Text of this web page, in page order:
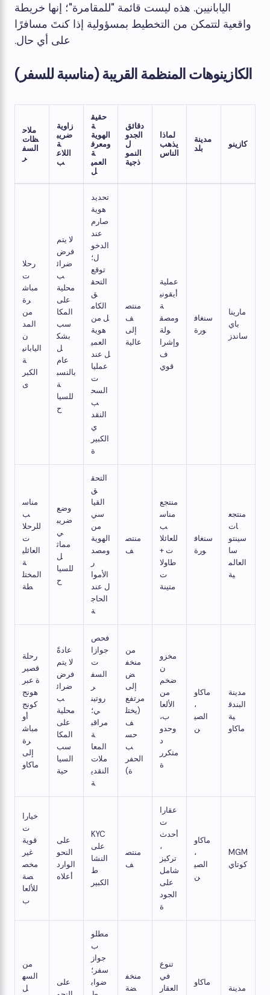
اليابانيين. هذه ليست قائمة "للمقامرة"؛ إنها خريطة
واقعية لتتمكن من التخطيط بمسؤولية إذا كنتَ مسافرًا
على أي حال.
الكازينوهات المنظمة القريبة (مناسبة للسفر)
كازينو
مدينة
بلد
لماذا
يذهب
الناس
دقائق
الجدو
ل
النمو
ذجية
حقيق
ة
الهوية
ومعرف
ة
العمي
ل
زاوية
ضريب
ة
اللاع
ب
ملاح
ظات
السف
ر
مارينا
باي
ساندز
سنغاف
ورة
عملية
أيقوني
ة
ومصق
ولة
وإشرا
ف
قوي
منتص
ف
إلى
عالية
تحديد
هوية
صارم
عند
الدخو
ل؛
توقع
التحق
ق
الكام
ل من
هوية
العمي
ل عند
عمليا
ت
السح
ب
النقد
ي
الكبير
ة
لا يتم
فرض
ضرائ
ب
محلية
على
المكا
سب
بشك
ل
عام
بالنسب
ة
للسيا
ح
رحلا
ت
مباش
رة
من
المد
ن
الياباني
ة
الكبر
ى
منتجع
ات
سينتو
سا
العالم
ية
سنغاف
ورة
منتجع
مناس
ب
للعائلا
ت +
طاولا
ت
متينة
منتص
ف
التحق
ق
القيا
سي
من
الهوية
ومصد
ر
الأموا
ل عند
الحاج
ة
وضع
ضريب
ي
مماث
ل
للسيا
ح
مناس
ب
للرحلا
ت
العائلي
ة
المختل
طة
مدينة
البندق
ية
ماكاو
ماكاو
،
الصي
ن
مخزو
ن
ضخم
من
الألعا
ب،
وحدو
د
متكرر
ة
من
منخف
ض
إلى
مرتفع
(يختل
ف
حس
ب
الحفر
ة)
فحص
جوازا
ت
السف
ر
روتين
ي؛
مراقب
ة
المعا
ملات
النقدي
ة
عادةً
لا يتم
فرض
ضرائ
ب
محلية
على
المكا
سب
السيا
حية
رحلة
قصير
ة عبر
هونج
كونج
أو
مباش
رة
إلى
ماكاو
MGM
كوتاي
ماكاو
،
الصي
ن
عقارا
ت
أحدث
،
تركيز
شامل
على
الجود
ة
منتص
ف
KYC
على
النشا
ط
الكبير
على
النحو
الوارد
أعلاه
خيارا
ت
قوية
غير
مخص
صة
للألعا
ب
مدينة
ماكاو
تنوع
في
العقار
منخف
ضة
مطلو
ب
جواز
سفر؛
ضواب
على
من
السه
ل